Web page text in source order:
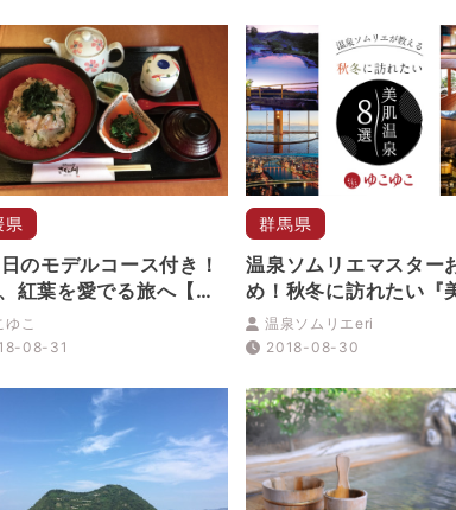
県
のモデルコース付き！
紅葉を愛でる旅へ【中
版2018年10・11月
ゆこ
08-31
群馬県
温泉ソムリエマスター
め！秋冬に訪れたい『
泉８選』
温泉ソムリエeri
2018-08-30